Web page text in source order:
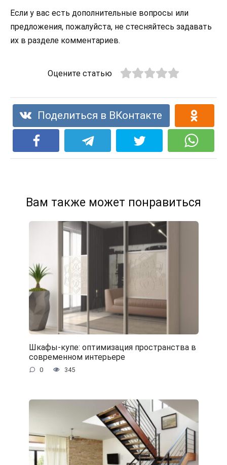
Если у вас есть дополнительные вопросы или
предложения, пожалуйста, не стесняйтесь задавать
их в разделе комментариев.
Оцените статью
Поделиться в ВКонтакте
Вам также может понравиться
Шкафы-купе: оптимизация пространства в
современном интерьере
0 345